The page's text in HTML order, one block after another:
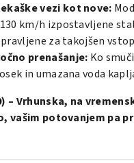
vezi kot nove:
km/h izpostavljene
za takojšen
prenašanje: Ko
in umazana voda
– Vrhunska, na
vašim potovanjem pa